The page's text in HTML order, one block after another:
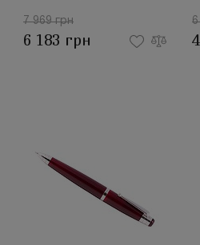
7 969 грн
6 183 грн
6